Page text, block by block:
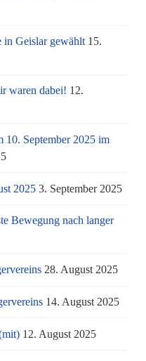
Geislar gewählt 15.
waren dabei! 12.
10. September 2025 im
2025 3. September 2025
Bewegung nach langer
28. August 2025
14. August 2025
12. August 2025